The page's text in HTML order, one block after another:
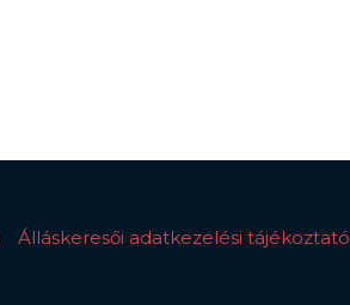
Álláskeresői adatkezelési tájékoztató